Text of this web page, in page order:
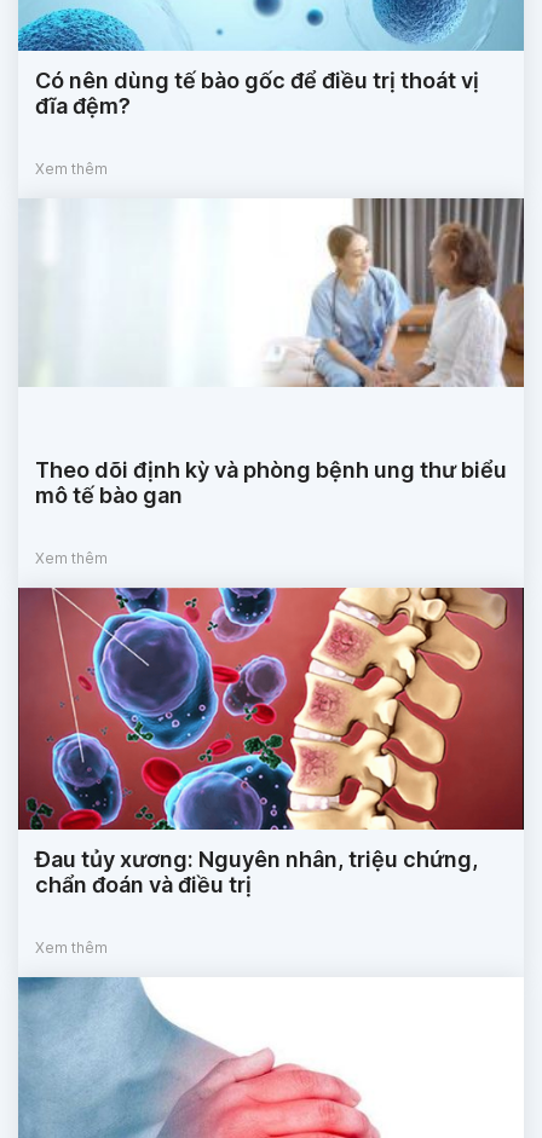
Có nên dùng tế bào gốc để điều trị thoát vị
đĩa đệm?
Xem thêm
Theo dõi định kỳ và phòng bệnh ung thư biểu
mô tế bào gan
Xem thêm
Đau tủy xương: Nguyên nhân, triệu chứng,
chẩn đoán và điều trị
Xem thêm